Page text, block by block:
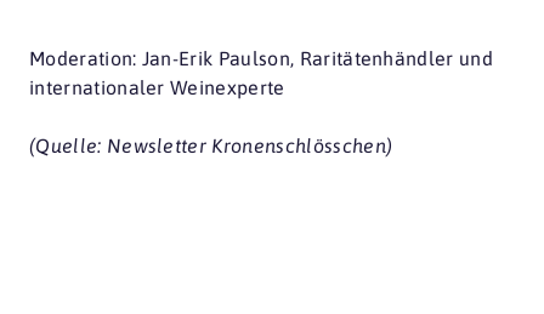
Moderation: Jan-Erik Paulson, Raritätenhändler und
internationaler Weinexperte
(Quelle: Newsletter Kronenschlösschen)